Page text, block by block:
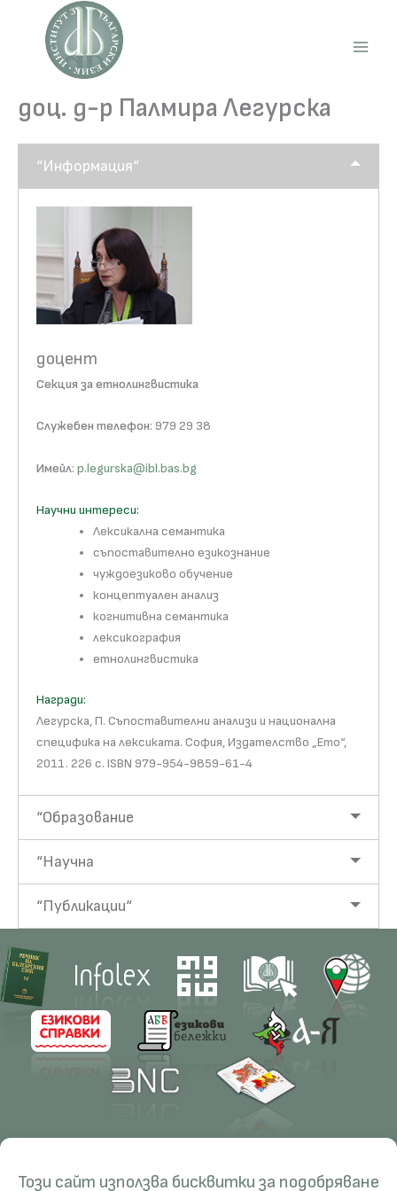
Този сайт използва бисквитки за подобряване
content
доц. д-р Палмира Легурска
“Информация“
доцент
Секция за етнолингвистика
Служебен телефон: 979 29 38
Имейл: p.legurska@ibl.bas.bg
Научни интереси:
Лексикална семантика
съпоставително езикознание
чуждоезиково обучение
концептуален анализ
когнитивна семантика
лексикография
етнолингвистика
Награди:
Легурска, П. Съпоставителни анализи и национална
специфика на лексиката. София, Издателство „Ето“,
2011. 226 с. ISBN 979-954-9859-61-4
“Образование
“Научна
“Публикации“
Management Projects